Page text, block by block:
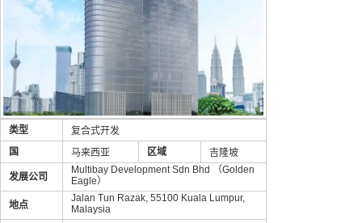
类型
复合式开发
国
马来西亚 区域 吉隆坡
发展公司
Multibay Development Sdn Bhd （Golden
Eagle）
地点
Jalan Tun Razak, 55100 Kuala Lumpur,
Malaysia